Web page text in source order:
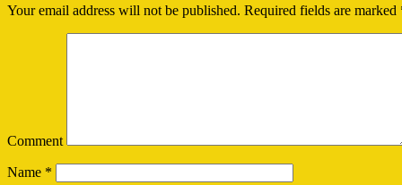
Your email address will not be published. Required fields are marked
Comment
Name *